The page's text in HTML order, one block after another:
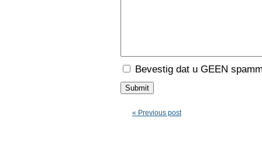
Bevestig dat u GEEN
« Previous post